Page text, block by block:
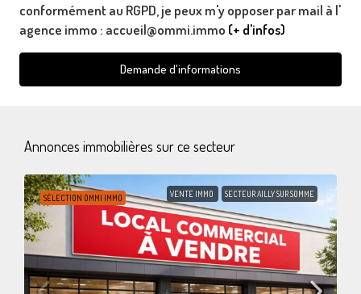
conformément au RGPD, je peux m'y opposer par mail à l'
agence immo : accueil@ommi.immo (+ d'infos)
Demande d'informations
Annonces immobilières sur ce secteur
SÉLECTION OMMI IMMO VENTE IMMO SECTEUR AILLY SUR SOMME